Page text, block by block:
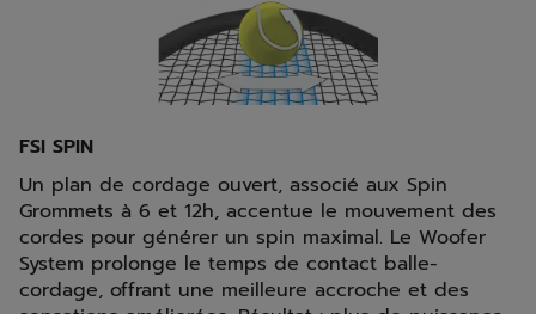
FSI SPIN
Un plan de cordage ouvert, associé aux Spin
Grommets à 6 et 12h, accentue le mouvement des
cordes pour générer un spin maximal. Le Woofer
System prolonge le temps de contact balle-
cordage, offrant une meilleure accroche et des